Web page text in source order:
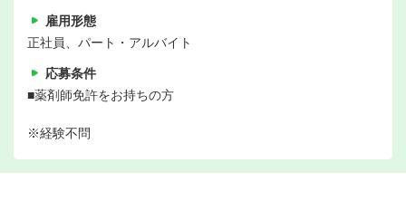
雇用形態
正社員、パート・アルバイト
応募条件
■薬剤師免許をお持ちの方
※経験不問